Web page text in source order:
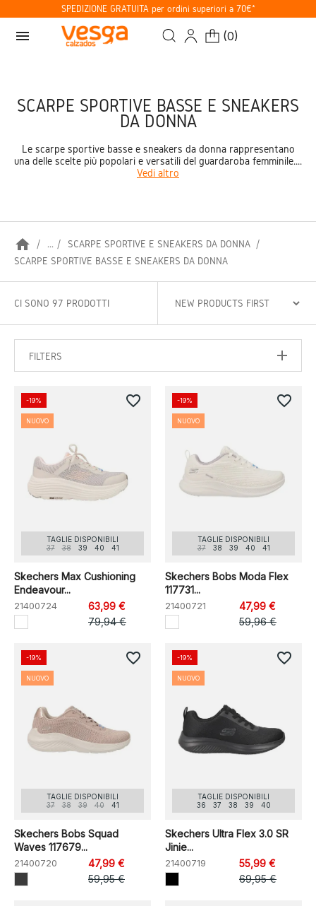
SPEDIZIONE GRATUITA per ordini superiori a 70€*
menu (0)
SCARPE SPORTIVE BASSE E SNEAKERS
DA DONNA
Le scarpe sportive basse e sneakers da donna rappresentano
una delle scelte più popolari e versatili del guardaroba femminile....
Vedi altro
home ...
SCARPE SPORTIVE E SNEAKERS DA DONNA
SCARPE SPORTIVE BASSE E SNEAKERS DA DONNA
CI SONO 97 PRODOTTI
FILTERS
TAGLIE DISPONIBILI
37
38 39 40 41
Skechers Max Cushioning
Endeavour...
21400724
63,99 €
79,94 €
-19%
NUOVO
favorite_border
TAGLIE DISPONIBILI
37
38 39 40 41
Skechers Bobs Moda Flex
117731...
21400721
47,99 €
59,96 €
-19%
NUOVO
favorite_border
TAGLIE DISPONIBILI
37
38 39 40 41
Skechers Bobs Squad
Waves 117679...
21400720
47,99 €
59,95 €
-19%
NUOVO
favorite_border
TAGLIE DISPONIBILI
36
37 38 39 40
Skechers Ultra Flex 3.0 SR
Jinie...
21400719
55,99 €
69,95 €
-19%
NUOVO
favorite_border